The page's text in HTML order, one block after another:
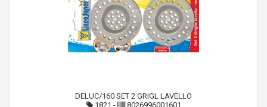
DELUC/160 SET 2 GRIGL LAVELLO
1821 - 8026996001601